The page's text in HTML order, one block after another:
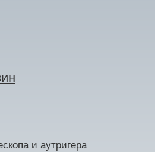
и аутригера